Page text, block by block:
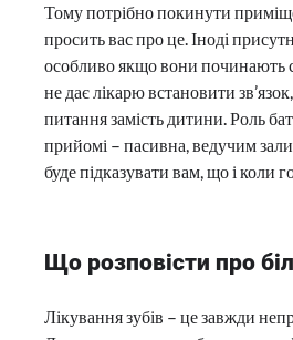
Тому потрібно покинути
просить вас про це. Іноді
особливо якщо вони починають
не дає лікарю встановити
питання замість дитини. Роль
прийомі – пасивна, ведучим
буде підказувати вам, що і коли
Що розповісти про
Лікування зубів – це завжди